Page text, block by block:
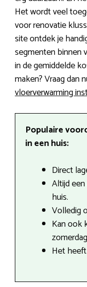
Het wordt veel
voor renovatie
site ontdek je
segmenten binnen
in de gemiddelde
maken? Vraag dan
vloerverwarming
Populaire
in een huis:
Direct
Altijd
huis.
Volledig
Kan ook
Het